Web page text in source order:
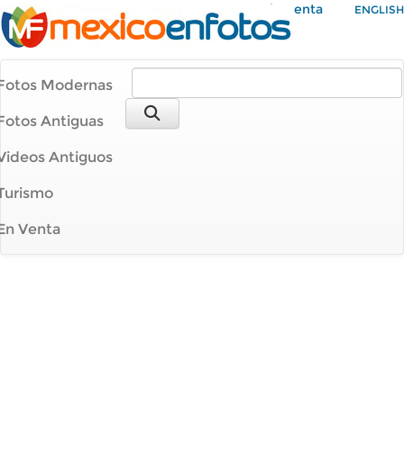
Mi Cuenta ENGLISH
Modernas
Antiguas
Antiguos
Venta